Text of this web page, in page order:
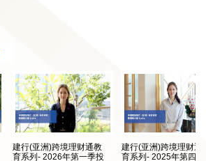
建行(亚洲)跨境理财通教
育系列- 2026年第一季投
建行(亚洲)跨境理财通
育系列- 2025年第四